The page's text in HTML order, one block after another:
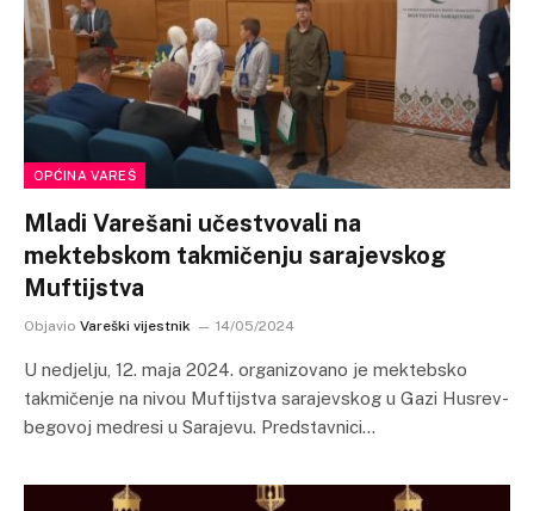
OPĆINA VAREŠ
Mladi Varešani učestvovali na
mektebskom takmičenju sarajevskog
Muftijstva
Objavio Vareški vijestnik 14/05/2024
U nedjelju, 12. maja 2024. organizovano je mektebsko
takmičenje na nivou Muftijstva sarajevskog u Gazi Husrev-
begovoj medresi u Sarajevu. Predstavnici…